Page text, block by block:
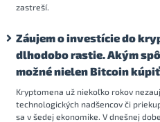
zastreší.
Záujem o investície do
dlhodobo rastie. Akým
možné nielen Bitcoin
Kryptomena už niekoľko rokov
technologických nadšencov či
sa v šedej ekonomike. V dnešnej